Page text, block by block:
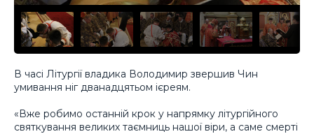
В часі Літургії владика Володимир звершив Чин
умивання ніг дванадцятьом ієреям.
«Вже робимо останній крок у напрямку літургійного
святкування великих таємниць нашої віри, а саме смерті